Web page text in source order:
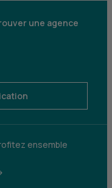
une agence
ensemble